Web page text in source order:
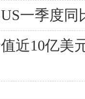
一季度同
近10亿美